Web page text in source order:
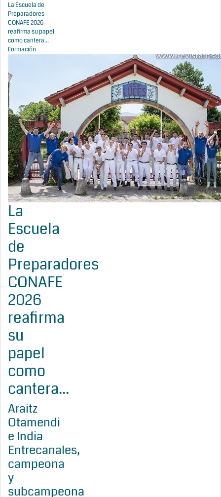
La Escuela de
Preparadores
CONAFE 2026
reafirma su papel
como cantera...
Formación
La
Escuela
de
Preparadores
CONAFE
2026
reafirma
su
papel
como
cantera...
Araitz
Otamendi
e India
Entrecanales,
campeona
y
subcampeona